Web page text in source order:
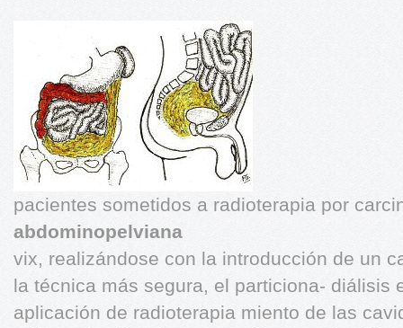
pacientes sometidos a radioterapia por
abdominopelviana
vix, realizándose con la introducción de un
la técnica más segura, el particiona- diálisis
aplicación de radioterapia miento de las